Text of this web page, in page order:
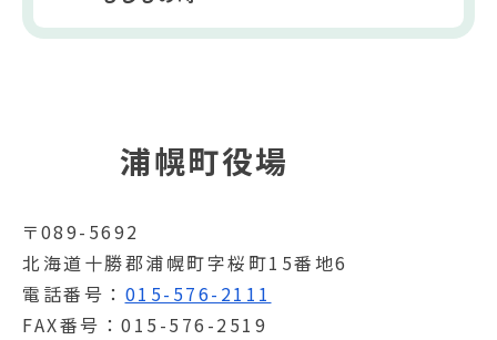
浦幌町役場
〒089-5692
北海道十勝郡浦幌町字桜町15番地6
電話番号
015-576-2111
FAX番号
015-576-2519